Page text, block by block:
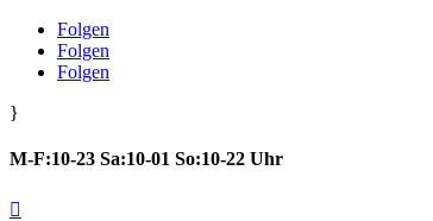
Folgen
Folgen
Folgen
}
M-F:10-23 Sa:10-01 So:10-22 Uhr
